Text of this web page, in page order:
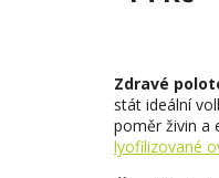
Zdravé
stát ideální
poměr živin a
lyofilizované